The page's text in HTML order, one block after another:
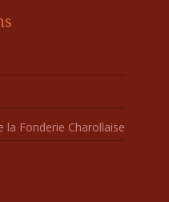
la Fonderie Charollaise